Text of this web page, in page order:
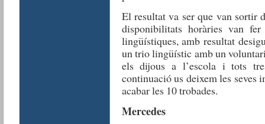
El resultat va ser que van sortir
disponibilitats horàries van
lingüístiques, amb resultat
un trio lingüístic amb un
els dijous a l’escola i tots
continuació us deixem les seves
acabar les 10 trobades.
Mercedes